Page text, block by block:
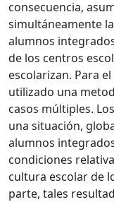
consecuencia,
simultáneamente
alumnos
de los centros
escolarizan. Para
utilizado una
casos múltiples.
una situación,
alumnos
condiciones
cultura escolar de
parte, tales